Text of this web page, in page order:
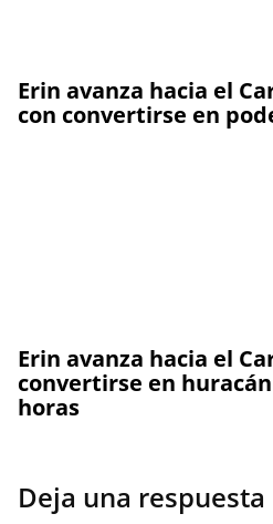
Erin avanza hacia el
con convertirse en
Erin avanza hacia el
convertirse en
horas
Deja una respuesta